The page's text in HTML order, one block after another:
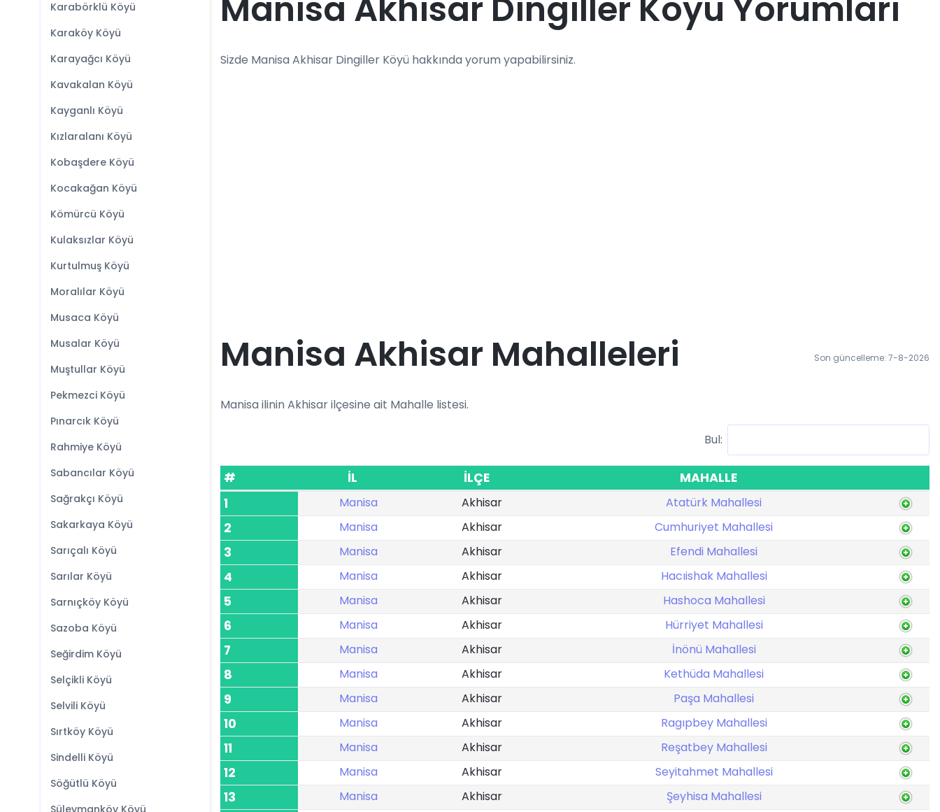
Karabörklü Köyü
Karaköy Köyü
Karayağcı Köyü
Kavakalan Köyü
Kayganlı Köyü
Kızlaralanı Köyü
Kobaşdere Köyü
Kocakağan Köyü
Kömürcü Köyü
Kulaksızlar Köyü
Kurtulmuş Köyü
Moralılar Köyü
Musaca Köyü
Musalar Köyü
Muştullar Köyü
Pekmezci Köyü
Pınarcık Köyü
Rahmiye Köyü
Sabancılar Köyü
Sağrakçı Köyü
Sakarkaya Köyü
Sarıçalı Köyü
Sarılar Köyü
Sarnıçköy Köyü
Sazoba Köyü
Seğirdim Köyü
Selçikli Köyü
Selvili Köyü
Sırtköy Köyü
Sindelli Köyü
Söğütlü Köyü
Süleymanköy Köyü
Manisa Akhisar Dingiller Köyü Yorumları
Sizde Manisa Akhisar Dingiller Köyü hakkında yorum yapabilirsiniz.
Manisa Akhisar Mahalleleri Son güncelleme: 7-8-2026
Manisa ilinin Akhisar ilçesine ait Mahalle listesi.
Bul:
# İL İLÇE
MAHALLE
1
Manisa Akhisar Atatürk Mahallesi
2 Manisa Akhisar Cumhuriyet Mahallesi
3 Manisa Akhisar Efendi Mahallesi
4 Manisa Akhisar Hacıishak Mahallesi
5 Manisa Akhisar Hashoca Mahallesi
6 Manisa Akhisar Hürriyet Mahallesi
7 Manisa Akhisar İnönü Mahallesi
8 Manisa Akhisar Kethüda Mahallesi
9 Manisa Akhisar Paşa Mahallesi
10 Manisa Akhisar Ragıpbey Mahallesi
11 Manisa Akhisar Reşatbey Mahallesi
12 Manisa Akhisar Seyitahmet Mahallesi
13 Manisa Akhisar Şeyhisa Mahallesi